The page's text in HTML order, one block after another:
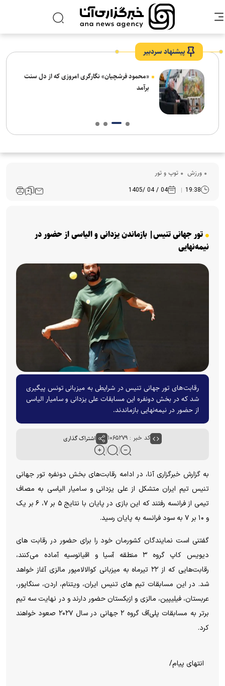
پیشنهاد سردبیر
«محمود فرشچیان» نگارگری امروزی که از دل سنت
برآمد
ورزش توپ و تور
19:38
04 / 04 /1405
تور جهانی تنیس| بازماندن یزدانی و الیاسی از حضور در
نیمه‌نهایی
رقابت‌های تور جهانی تنیس در شرایطی به میزبانی تونس پیگیری
شد که در بخش دونفره این مسابقات علی یزدانی و سامیار الیاسی
از حضور در نیمه‌نهایی بازماندند.
کد خبر : ۱۰۶۵۲۷۹ اشتراک گذاری
به گزارش خبرگزاری آنا، در ادامه رقابت‌های بخش دونفره تور جهانی
تنیس تیم ایران متشکل از علی یزدانی و سامیار الیاسی به مصاف
تیمی از فرانسه رفتند که این بازی در پایان با نتایج ۵ بر ۷، ۶ بر یک
و ۱۰ بر ۷ به سود فرانسه به پایان رسید.
گفتنی است نمایندگان کشورمان خود را برای حضور در رقابت های
دیویس کاپ گروه ۳ منطقه آسیا و اقیانوسیه آماده می‌کنند،
رقابت‌هایی که از ۲۲ تیرماه به میزبانی کوالالامپور مالزی آغاز خواهد
شد. در این مسابقات تیم های تنیس ایران، ویتنام، اردن، سنگاپور،
عربستان، فیلیپین، مالزی و ازبکستان حضور دارند و در نهایت سه تیم
برتر به مسابقات پلی‌آف گروه ۲ جهانی در سال ۲۰۲۷ صعود خواهند
کرد.
انتهای پیام/